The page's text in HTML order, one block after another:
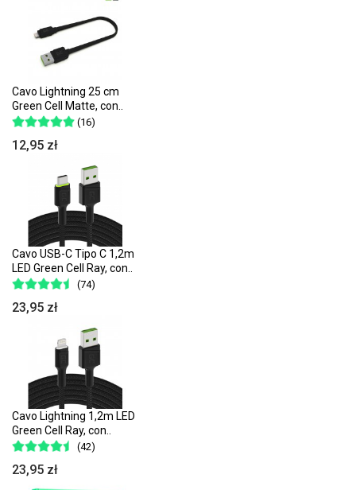
Cavo Lightning 25 cm
Green Cell Matte, con..
(16)
12,95 zł
Cavo USB-C Tipo C 1,2m
LED Green Cell Ray, con..
(74)
23,95 zł
Cavo Lightning 1,2m LED
Green Cell Ray, con..
(42)
23,95 zł